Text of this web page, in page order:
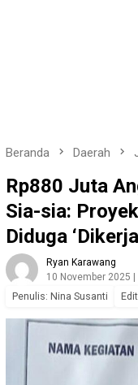
Beranda Daerah
Rp880 Juta
Sia-sia:
Diduga
Ryan Karawang
10 November 2025 |
Penulis: Nina Susanti